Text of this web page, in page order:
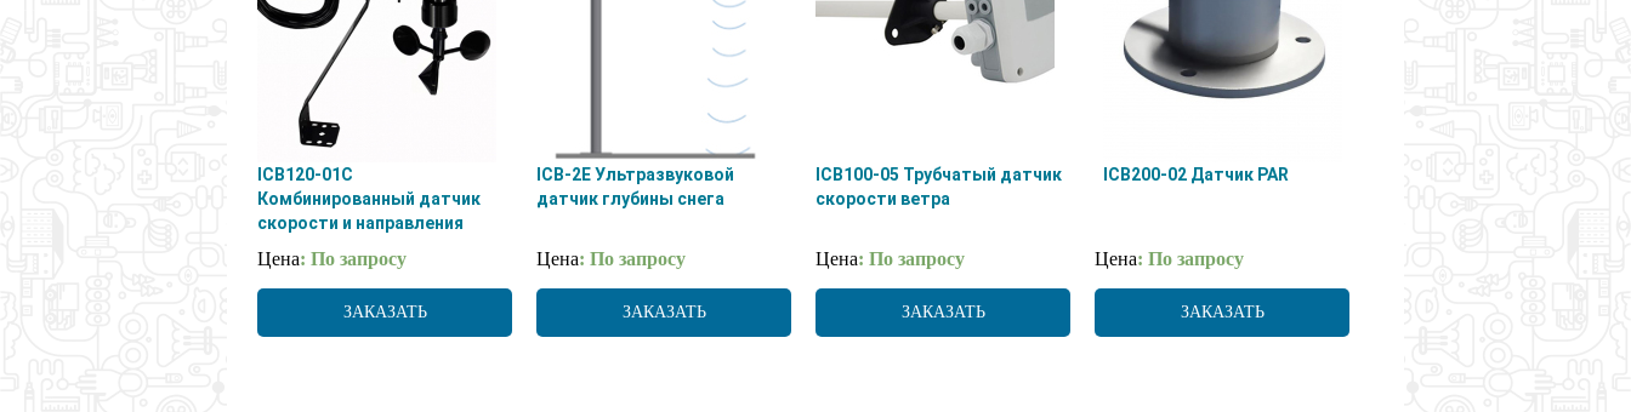
ICB120-01C
Комбинированный датчик
скорости и направления
Цена: По запросу
ЗАКАЗАТЬ
ICB-2E Ультразвуковой
датчик глубины снега
Цена: По запросу
ЗАКАЗАТЬ
ICB100-05 Трубчатый датчик
скорости ветра
Цена: По запросу
ЗАКАЗАТЬ
ICB200-02 Датчик PAR
Цена: По запросу
ЗАКАЗАТЬ